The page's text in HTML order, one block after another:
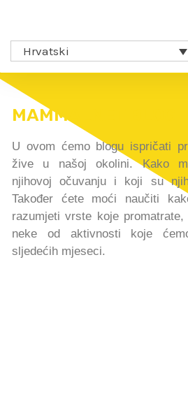
Hrvatski
MAMMALNET BLOG
U ovom ćemo blogu ispričati
žive u našoj okolini. Kako
njihovoj očuvanju i koji su
Također ćete moći naučiti
razumjeti vrste koje
neke od aktivnosti koje
sljedećih mjeseci.